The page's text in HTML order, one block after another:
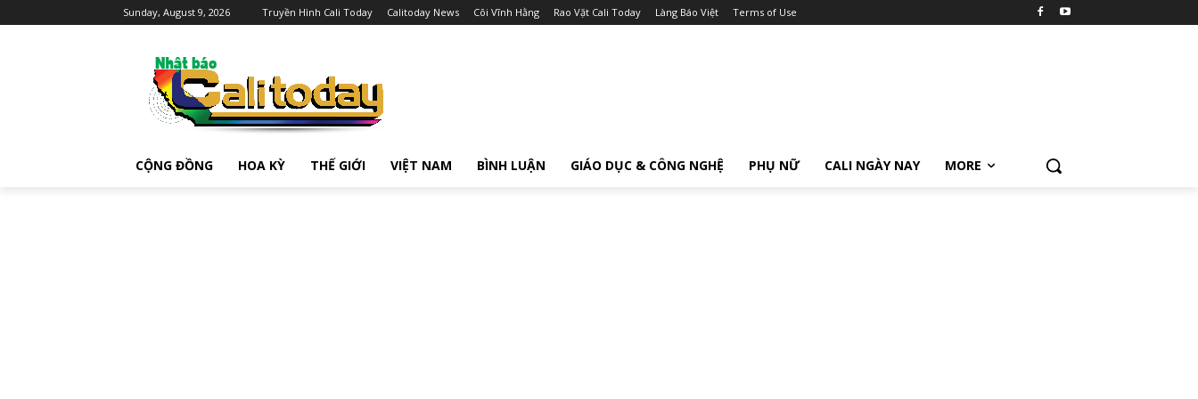
Sunday, August 9, 2026 Truyền Hình Cali Today Calitoday News Cõi Vĩnh Hằng Rao Vặt Cali Today Làng Báo Việt Terms of Use
CỘNG ĐỒNG HOA KỲ THẾ GIỚI VIỆT NAM BÌNH LUẬN GIÁO DỤC & CÔNG NGHỆ PHỤ NỮ CALI NGÀY NAY MORE